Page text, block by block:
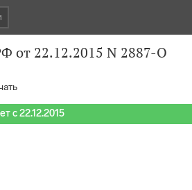
от 22.12.2015 N 2887-О
с 22.12.2015